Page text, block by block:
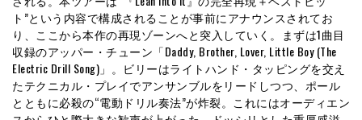
ト”という内容で構成されることが事前にアナウンスされてお
り、ここから本作の再現ゾーンへと突入していく。まずは1曲目
収録のアッパー・チューン「Daddy, Brother, Lover, Little Boy (The
Electric Drill Song)」。ビリーはライトハンド・タッピングを交え
たテクニカル・プレイでアンサンブルをリードしつつ、ポール
とともに必殺の“電動ドリル奏法”が炸裂。これにはオーディエン